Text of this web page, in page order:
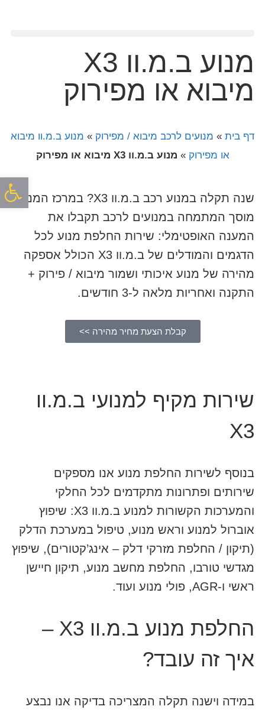
פתח
מנוע ב.מ.וו X3
מיבוא או מפירוק
דף בית» מנועים לרכב מיבוא / מפירוק» מנוע ב.מ.וו מיבוא
או מפירוק» מנוע ב.מ.וו X3 מיבוא או מפירוק
שנה תקלה במנוע רכב ב.מ.וו X3? במרכז המנוע,
מוסך המתמחה במנועים לרכב תקבלו את
המענה האופטימלי: שירות החלפת מנוע לכל
הדגמים והמודלים של ב.מ.וו X3 הכולל אספקה
מהירה של מנוע איכותי ושמור מיבוא / פירוק +
התקנה ואחריות מלאה ל-3 חודשים.
קבלת הצעת מחיר מהירה >>
שירות מקיף למנועי ב.מ.וו
X3
בנוסף לשירות החלפת מנוע אנו מספקים
שירותים ופתרונות מתקדמים לכל החלקי
והמערכות הקשורות למנוע ב.מ.וו X3: שיפוץ
אוברול למנוע וראש מנוע, טיפול במערכת הדלק
(תיקון / החלפת מזרקי דלק – אינג’קטורים), שיפוץ
מגדשי טורבו, החלפת מחשב מנוע, תיקון חיישן
ראשי ו-AGR, פולי מנוע ועוד.
החלפת מנוע ב.מ.וו X3 –
איך זה עובד?
במידה וישנה תקלה המצריכה בדיקה אנו נבצע